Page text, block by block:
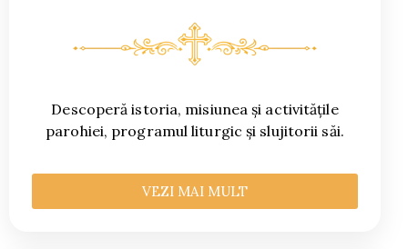
Descoperă istoria, misiunea și activitățile
parohiei, programul liturgic și slujitorii săi.
VEZI MAI MULT